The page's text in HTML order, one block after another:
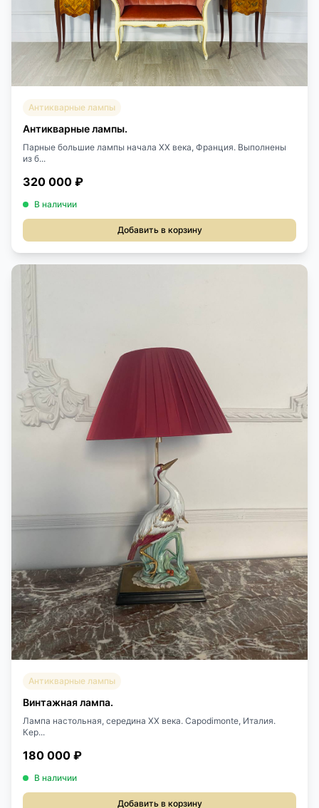
Антикварные лампы
Антикварные лампы.
Парные большие лампы начала XX века, Франция. Выполнены
из б...
320 000 ₽
В наличии
Добавить в корзину
Антикварные лампы
Винтажная лампа.
Лампа настольная, середина ХХ века. Capodimonte, Италия.
Кер...
180 000 ₽
В наличии
Добавить в корзину